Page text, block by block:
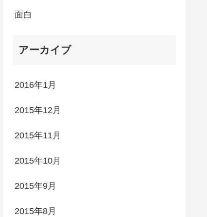
面白
アーカイブ
2016年1月
2015年12月
2015年11月
2015年10月
2015年9月
2015年8月